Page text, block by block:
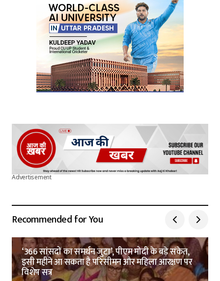
Advertisement
Recommended for You
‘366 सांसदों का समर्थन जुटा’, पीएम मोदी के बड़े संकेत,
इसी महीने आ सकता है परिसीमन और महिला आरक्षण पर
विशेष सत्र